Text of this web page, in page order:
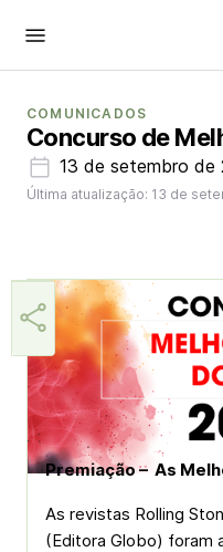
COMUNICADOS
Concurso de
13 de setembro de
Última atualização: 13 de
Aner
Premiação – As
As revistas Rolling
(Editora Globo) foram